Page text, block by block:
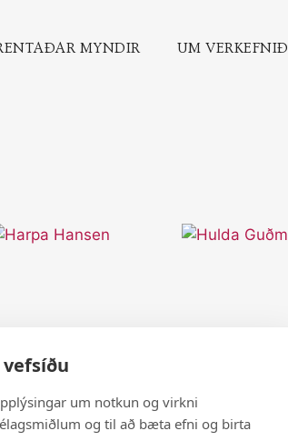
MYNDIR UM VERKEFNIÐ
um notkun og virkni
og til að bæta efni og birta